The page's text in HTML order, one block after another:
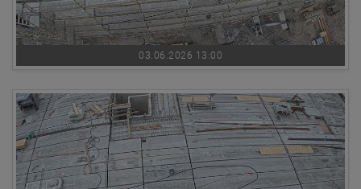
03.06.2026 13:00